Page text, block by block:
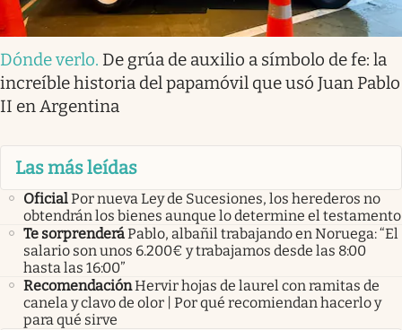
Dónde verlo. De grúa de auxilio a símbolo de fe: la
increíble historia del papamóvil que usó Juan Pablo
II en Argentina
Las más leídas
OficialPor nueva Ley de Sucesiones, los herederos no
obtendrán los bienes aunque lo determine el testamento
Te sorprenderáPablo, albañil trabajando en Noruega: “El
salario son unos 6.200€ y trabajamos desde las 8:00
hasta las 16:00”
RecomendaciónHervir hojas de laurel con ramitas de
canela y clavo de olor | Por qué recomiendan hacerlo y
para qué sirve